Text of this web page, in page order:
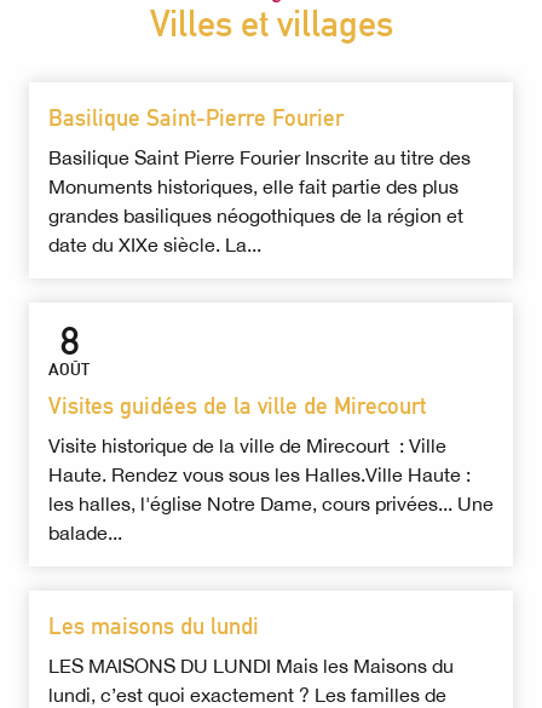
Villes et villages
Basilique Saint-Pierre Fourier
Basilique Saint Pierre Fourier Inscrite au titre des
Monuments historiques, elle fait partie des plus
grandes basiliques néogothiques de la région et
date du XIXe siècle. La...
8
AOÛT
Visites guidées de la ville de Mirecourt
Visite historique de la ville de Mirecourt : Ville
Haute. Rendez vous sous les Halles.Ville Haute :
les halles, l'église Notre Dame, cours privées... Une
balade...
Les maisons du lundi
LES MAISONS DU LUNDI Mais les Maisons du
lundi, c’est quoi exactement ? Les familles de